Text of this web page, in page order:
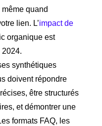
quand
lien. L’impact de
organique est
2024.
synthétiques
doivent répondre
être structurés
et démontrer une
formats FAQ, les